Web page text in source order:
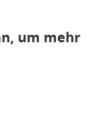
um mehr